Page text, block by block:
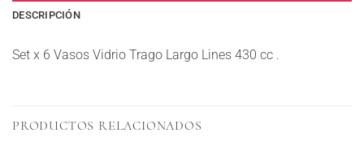
DESCRIPCIÓN
Set x 6 Vasos Vidrio Trago Largo Lines 430 cc .
PRODUCTOS RELACIONADOS